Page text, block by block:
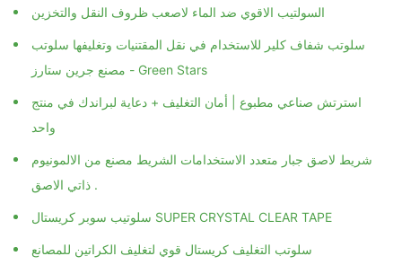
السولتيب الاقوي ضد الماء لاصعب ظروف النقل والتخزين
سلوتب شفاف كلير للاستخدام في نقل المقتنيات وتغليفها سلوتب
مصنع جرين ستارز - Green Stars
استرتش صناعي مطبوع | أمان التغليف + دعاية لبراندك في منتج
واحد
شريط لاصق جبار متعدد الاستخدامات الشريط مصنع من الالمونيوم
ذاتي الاصق .
سلوتيب سوبر كريستال SUPER CRYSTAL CLEAR TAPE
سلوتب التغليف كريستال قوي لتغليف الكراتين للمصانع